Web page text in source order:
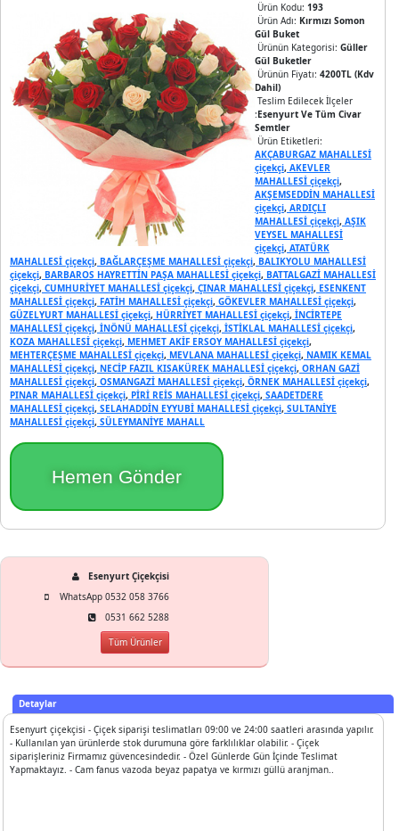
Ürün Kodu: 193
Ürün Adı: Kırmızı Somon
Gül Buket
Ürünün Kategorisi: Güller
Gül Buketler
Ürünün Fiyatı: 4200TL (Kdv
Dahil)
Teslim Edilecek İlçeler
:Esenyurt Ve Tüm Civar
Semtler
Ürün Etiketleri:
AKÇABURGAZ MAHALLESİ
çiçekçi, AKEVLER
MAHALLESİ çiçekçi,
AKŞEMSEDDİN MAHALLESİ
çiçekçi, ARDIÇLI
MAHALLESİ çiçekçi, AŞIK
VEYSEL MAHALLESİ
çiçekçi, ATATÜRK
MAHALLESİ çiçekçi, BAĞLARÇEŞME MAHALLESİ çiçekçi, BALIKYOLU MAHALLESİ
çiçekçi, BARBAROS HAYRETTİN PAŞA MAHALLESİ çiçekçi, BATTALGAZİ MAHALLESİ
çiçekçi, CUMHURİYET MAHALLESİ çiçekçi, ÇINAR MAHALLESİ çiçekçi, ESENKENT
MAHALLESİ çiçekçi, FATİH MAHALLESİ çiçekçi, GÖKEVLER MAHALLESİ çiçekçi,
GÜZELYURT MAHALLESİ çiçekçi, HÜRRİYET MAHALLESİ çiçekçi, İNCİRTEPE
MAHALLESİ çiçekçi, İNÖNÜ MAHALLESİ çiçekçi, İSTİKLAL MAHALLESİ çiçekçi,
KOZA MAHALLESİ çiçekçi, MEHMET AKİF ERSOY MAHALLESİ çiçekçi,
MEHTERÇEŞME MAHALLESİ çiçekçi, MEVLANA MAHALLESİ çiçekçi, NAMIK KEMAL
MAHALLESİ çiçekçi, NECİP FAZIL KISAKÜREK MAHALLESİ çiçekçi, ORHAN GAZİ
MAHALLESİ çiçekçi, OSMANGAZİ MAHALLESİ çiçekçi, ÖRNEK MAHALLESİ çiçekçi,
PINAR MAHALLESİ çiçekçi, PİRİ REİS MAHALLESİ çiçekçi, SAADETDERE
MAHALLESİ çiçekçi, SELAHADDİN EYYUBİ MAHALLESİ çiçekçi, SULTANİYE
MAHALLESİ çiçekçi, SÜLEYMANİYE MAHALL
Esenyurt Çiçekçisi
WhatsApp 0532 058 3766
0531 662 5288
Tüm Ürünler
Detaylar
Esenyurt çiçekçisi - Çiçek siparişi teslimatları 09:00 ve 24:00 saatleri arasında yapılır.
- Kullanılan yan ürünlerde stok durumuna göre farklılıklar olabilir. - Çiçek
siparişleriniz Firmamız güvencesindedir. - Özel Günlerde Gün İçinde Teslimat
Yapmaktayız. - Cam fanus vazoda beyaz papatya ve kırmızı güllü aranjman..